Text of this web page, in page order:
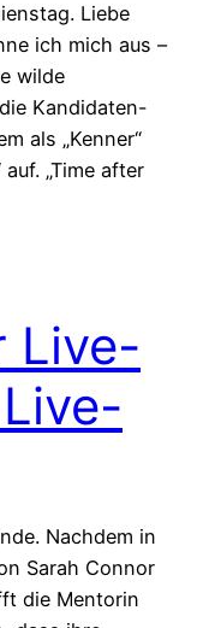
Liebe
ich mich aus –
wilde
Kandidaten-
als „Kenner“
auf. „Time after
Live-
Nachdem in
Sarah Connor
die Mentorin